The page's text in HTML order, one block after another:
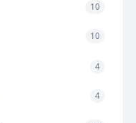
10
10
4
4